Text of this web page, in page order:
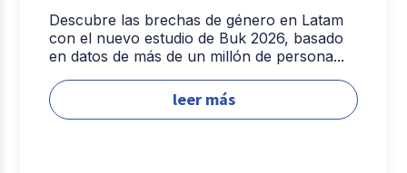
Descubre las brechas de género en Latam
con el nuevo estudio de Buk 2026, basado
en datos de más de un millón de persona...
leer más